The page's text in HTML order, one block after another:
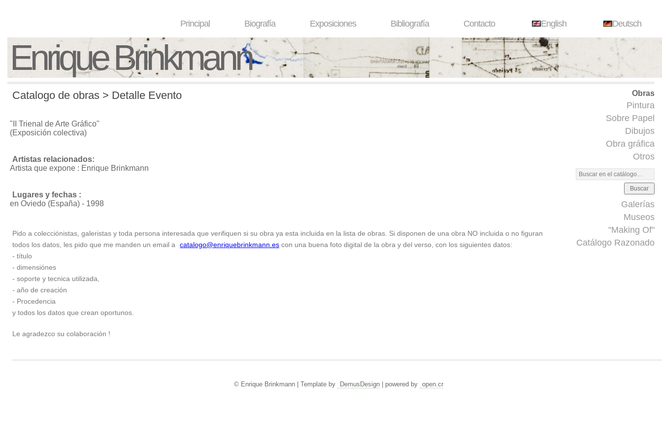
Principal Biografía Exposiciones Bibliografía Contacto English Deutsch
Enrique Brinkmann
Obras
Pintura
Sobre Papel
Dibujos
Obra gráfica
Otros
Buscar
Galerías
Museos
"Making Of"
Catálogo Razonado
Catalogo de obras > Detalle Evento
"II Trienal de Arte Gráfico"
(Exposición colectiva)
Artistas relacionados:
Artista que expone : Enrique Brinkmann
Lugares y fechas :
en Oviedo (España) - 1998
Pido a colecciónistas, galeristas y toda persona interesada que verifiquen si su obra ya esta incluida en la lista de obras. Si disponen de una obra NO incluida o no figuran
todos los datos, les pido que me manden un email a
catalogo@enriquebrinkmann.es con una buena foto digital de la obra y del verso, con los siguientes datos:
- título
- dimensiónes
- soporte y tecnica utilizada,
- año de creación
- Procedencia
y todos los datos que crean oportunos.
Le agradezco su colaboración !
© Enrique Brinkmann | Template by DemusDesign| powered by open.cr